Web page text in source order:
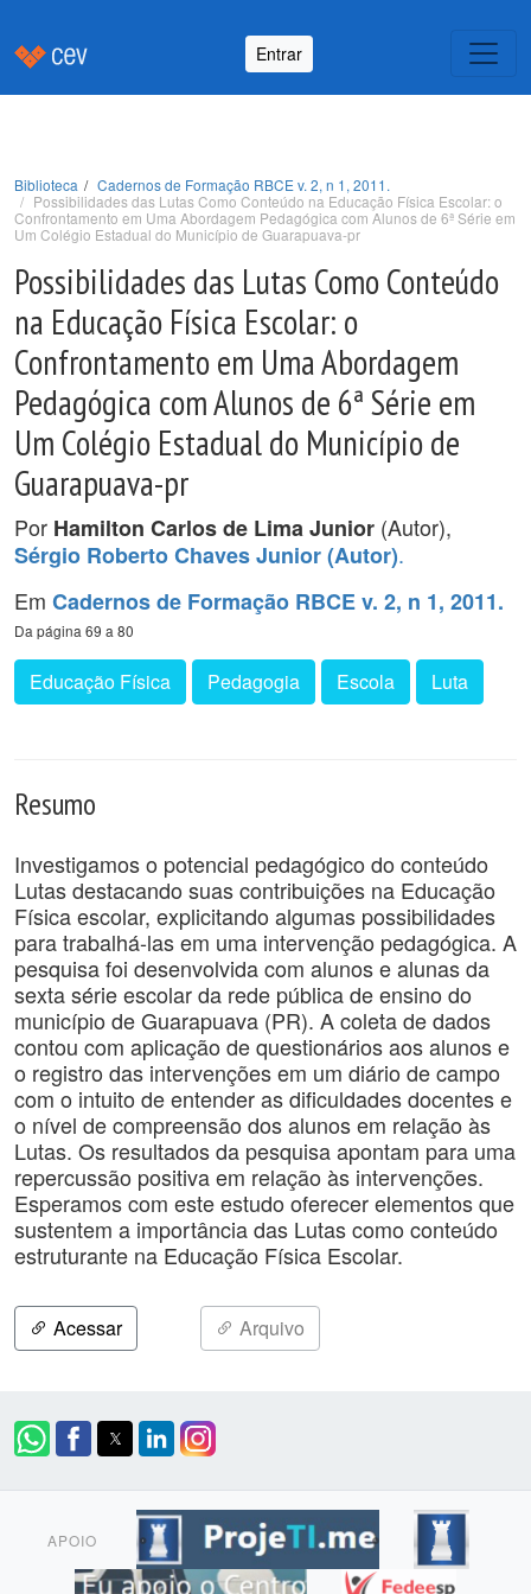
Entrar
Biblioteca
Cadernos de Formação RBCE v. 2, n 1, 2011.
Possibilidades das Lutas Como Conteúdo na Educação Física Escolar: o
Confrontamento em Uma Abordagem Pedagógica com Alunos de 6ª Série em
Um Colégio Estadual do Município de Guarapuava-pr
Possibilidades das Lutas Como Conteúdo
na Educação Física Escolar: o
Confrontamento em Uma Abordagem
Pedagógica com Alunos de 6ª Série em
Um Colégio Estadual do Município de
Guarapuava-pr
Por Hamilton Carlos de Lima Junior (Autor),
Sérgio Roberto Chaves Junior (Autor).
Em Cadernos de Formação RBCE v. 2, n 1, 2011.
Da página 69 a 80
Educação Física Pedagogia Escola Luta
Resumo
Investigamos o potencial pedagógico do conteúdo
Lutas destacando suas contribuições na Educação
Física escolar, explicitando algumas possibilidades
para trabalhá-las em uma intervenção pedagógica. A
pesquisa foi desenvolvida com alunos e alunas da
sexta série escolar da rede pública de ensino do
município de Guarapuava (PR). A coleta de dados
contou com aplicação de questionários aos alunos e
o registro das intervenções em um diário de campo
com o intuito de entender as dificuldades docentes e
o nível de compreensão dos alunos em relação às
Lutas. Os resultados da pesquisa apontam para uma
repercussão positiva em relação às intervenções.
Esperamos com este estudo oferecer elementos que
sustentem a importância das Lutas como conteúdo
estruturante na Educação Física Escolar.
Acessar Arquivo
APOIO